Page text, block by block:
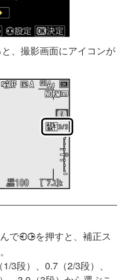
、撮影画面にアイコンが
で42を押すと、補正ス
3段）、0.7（2/3段）、